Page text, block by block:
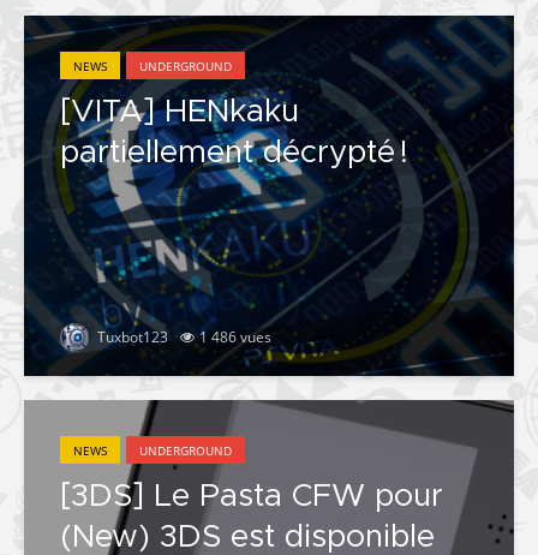
NEWS UNDERGROUND
[VITA] HENkaku
partiellement décrypté !
Tuxbot123 1 486 vues
NEWS UNDERGROUND
[3DS] Le Pasta CFW pour
(New) 3DS est disponible